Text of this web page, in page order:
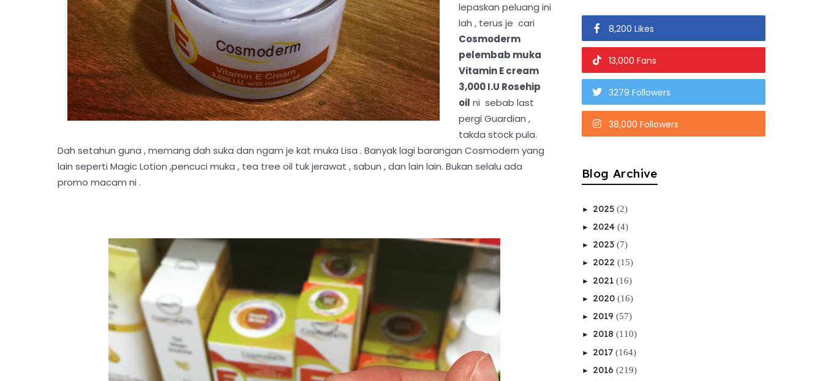
lepaskan peluang ini
lah , terus je cari
Cosmoderm
pelembab muka
Vitamin E cream
3,000 I.U Rosehip
oil ni sebab last
pergi Guardian ,
takda stock pula.
Dah setahun guna , memang dah suka dan ngam je kat muka Lisa . Banyak lagi barangan Cosmodern yang
lain seperti Magic Lotion ,pencuci muka , tea tree oil tuk jerawat , sabun , dan lain lain. Bukan selalu ada
promo macam ni .
8,200 Likes
13,000 Fans
3279 Followers
38,000 Followers
Blog Archive
► 2025 (2)
► 2024 (4)
► 2023 (7)
► 2022 (15)
► 2021 (16)
► 2020 (16)
► 2019 (57)
► 2018 (110)
► 2017 (164)
► 2016 (219)